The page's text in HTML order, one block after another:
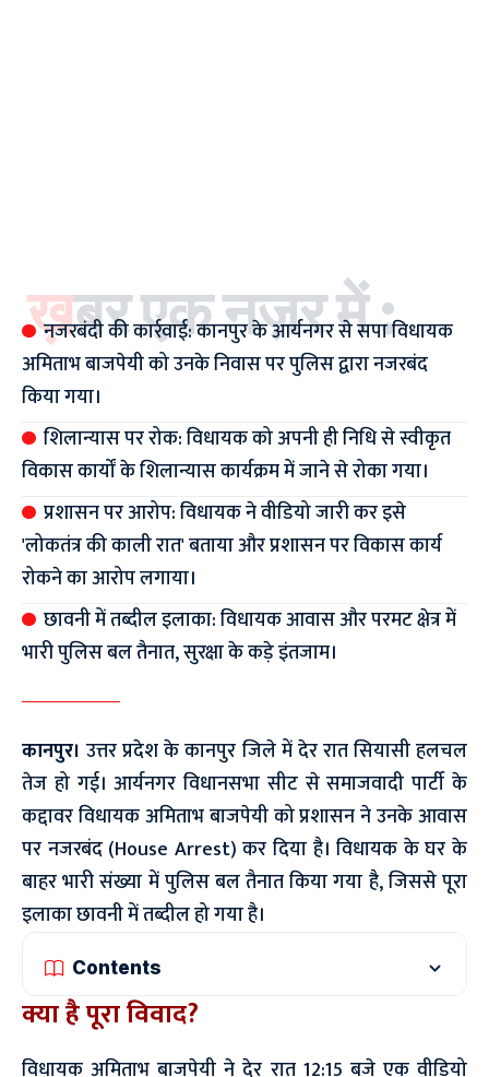
ख़बर एक नज़र में :
नजरबंदी की कार्रवाई: कानपुर के आर्यनगर से सपा विधायक
अमिताभ बाजपेयी को उनके निवास पर पुलिस द्वारा नजरबंद
किया गया।
शिलान्यास पर रोक: विधायक को अपनी ही निधि से स्वीकृत
विकास कार्यों के शिलान्यास कार्यक्रम में जाने से रोका गया।
प्रशासन पर आरोप: विधायक ने वीडियो जारी कर इसे
'लोकतंत्र की काली रात' बताया और प्रशासन पर विकास कार्य
रोकने का आरोप लगाया।
छावनी में तब्दील इलाका: विधायक आवास और परमट क्षेत्र में
भारी पुलिस बल तैनात, सुरक्षा के कड़े इंतजाम।
कानपुर। उत्तर प्रदेश के कानपुर जिले में देर रात सियासी हलचल
तेज हो गई। आर्यनगर विधानसभा सीट से समाजवादी पार्टी के
कद्दावर विधायक अमिताभ बाजपेयी को प्रशासन ने उनके आवास
पर नजरबंद (House Arrest) कर दिया है। विधायक के घर के
बाहर भारी संख्या में पुलिस बल तैनात किया गया है, जिससे पूरा
इलाका छावनी में तब्दील हो गया है।
Contents
क्या है पूरा विवाद?